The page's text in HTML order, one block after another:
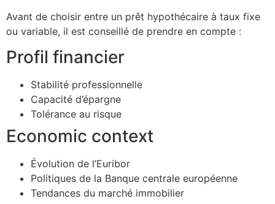
Avant de choisir entre un prêt hypothécaire à taux fixe
ou variable, il est conseillé de prendre en compte :
Profil financier
Stabilité professionnelle
Capacité d’épargne
Tolérance au risque
Economic context
Évolution de l’Euribor
Politiques de la Banque centrale européenne
Tendances du marché immobilier